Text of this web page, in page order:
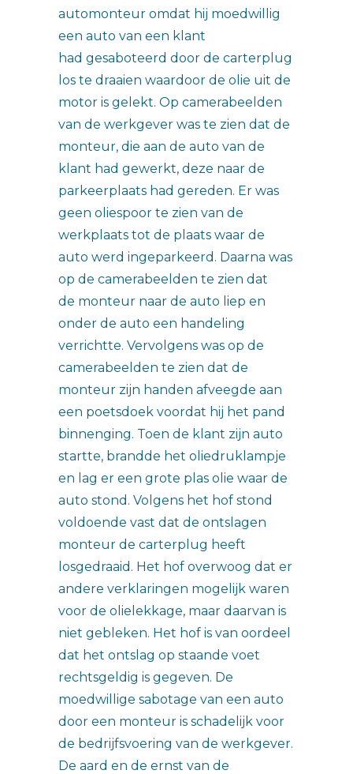
automonteur omdat hij moedwillig
een auto van een klant
had gesaboteerd door de carterplug
los te draaien waardoor de olie uit de
motor is gelekt. Op camerabeelden
van de werkgever was te zien dat de
monteur, die aan de auto van de
klant had gewerkt, deze naar de
parkeerplaats had gereden. Er was
geen oliespoor te zien van de
werkplaats tot de plaats waar de
auto werd ingeparkeerd. Daarna was
op de camerabeelden te zien dat
de monteur naar de auto liep en
onder de auto een handeling
verrichtte. Vervolgens was op de
camerabeelden te zien dat de
monteur zijn handen afveegde aan
een poetsdoek voordat hij het pand
binnenging. Toen de klant zijn auto
startte, brandde het oliedruklampje
en lag er een grote plas olie waar de
auto stond. Volgens het hof stond
voldoende vast dat de ontslagen
monteur de carterplug heeft
losgedraaid. Het hof overwoog dat er
andere verklaringen mogelijk waren
voor de olielekkage, maar daarvan is
niet gebleken. Het hof is van oordeel
dat het ontslag op staande voet
rechtsgeldig is gegeven. De
moedwillige sabotage van een auto
door een monteur is schadelijk voor
de bedrijfsvoering van de werkgever.
De aard en de ernst van de